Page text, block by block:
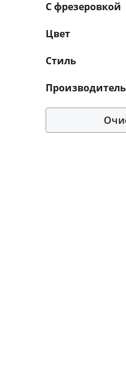
С фрезеровкой
Цвет
Стиль
Производитель